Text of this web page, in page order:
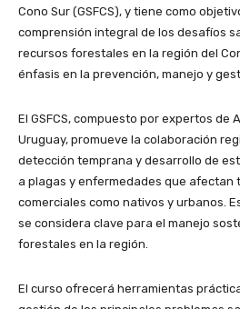
Cono Sur (GSFCS), y tiene como
comprensión integral de los desafíos
recursos forestales en la región del
énfasis en la prevención, manejo y
El GSFCS, compuesto por expertos de
Uruguay, promueve la colaboración
detección temprana y desarrollo de
a plagas y enfermedades que afectan
comerciales como nativos y urbanos.
se considera clave para el manejo
forestales en la región.
El curso ofrecerá herramientas